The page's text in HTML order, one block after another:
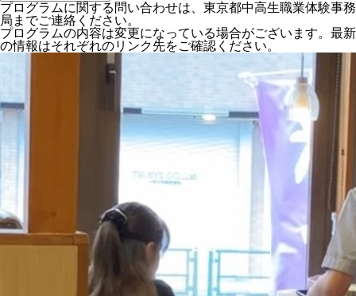
プログラムに関する問い合わせは、東京都中高生職業体験事務
局までご連絡ください。
プログラムの内容は変更になっている場合がございます。最新
の情報はそれぞれのリンク先をご確認ください。